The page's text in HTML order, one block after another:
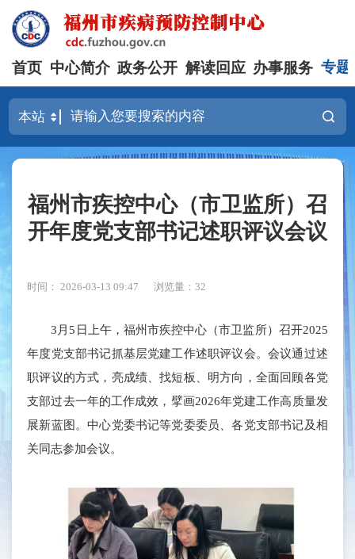
首页 中心简介 政务公开 解读回应 办事服务 专题
福州市疾控中心（市卫监所）召
开年度党支部书记述职评议会议
时间： 2026-03-13 09:47 浏览量：32
3月5日上午，福州市疾控中心（市卫监所）召开2025
年度党支部书记抓基层党建工作述职评议会。会议通过述
职评议的方式，亮成绩、找短板、明方向，全面回顾各党
支部过去一年的工作成效，擘画2026年党建工作高质量发
展新蓝图。中心党委书记等党委委员、各党支部书记及相
关同志参加会议。